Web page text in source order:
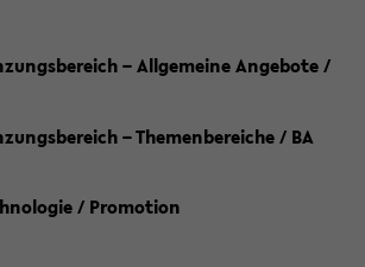
– Allgemeine Angebote /
– Themenbereiche / BA
/ Promotion